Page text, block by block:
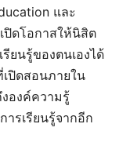
และ
ปิดโอกาสให้นิสิต
ยนรู้ของตนเองได้
เปิดสอนภายใน
องค์ความรู้
รเรียนรู้จากอีก